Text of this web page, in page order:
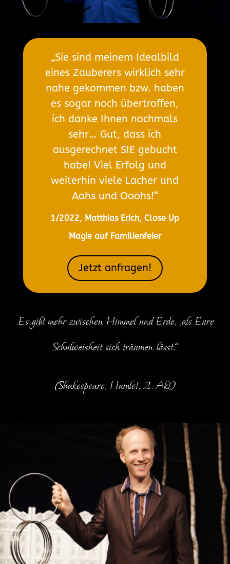
„Sie sind meinem Idealbild
eines Zauberers wirklich sehr
nahe gekommen bzw. haben
es sogar noch übertroffen,
ich danke Ihnen nochmals
sehr… Gut, dass ich
ausgerechnet SIE gebucht
habe! Viel Erfolg und
weiterhin viele Lacher und
Aahs und Ooohs!“
1/2022, Matthias Erich, Close Up
Magie auf Familienfeier
Jetzt anfragen!
„Es gibt mehr zwischen Himmel und Erde, ,als Eure
Schulweisheit sich träumen lässt.“
(Shakespeare, Hamlet, 2. Akt)